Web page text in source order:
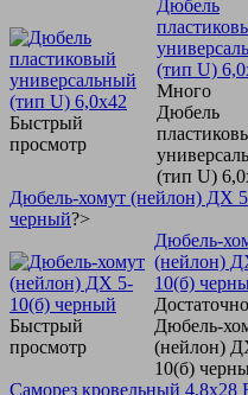
Быстрый
просмотр
Дюбель
(тип U)
Много
Дюбель
(тип U)
Дюбель-хомут (нейлон) ДХ
черный?>
Быстрый
просмотр
Дюбель-
(нейлон)
10(б)
Достаточно
Дюбель-
(нейлон)
10(б)
Саморез кровельный 4,8х28